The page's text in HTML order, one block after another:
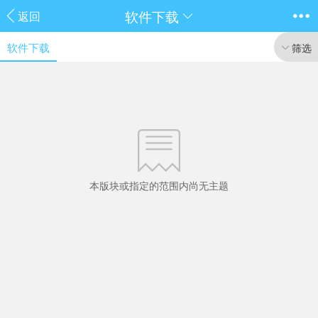
返回 软件下载
软件下载 筛选
本版块或指定的范围内尚无主题